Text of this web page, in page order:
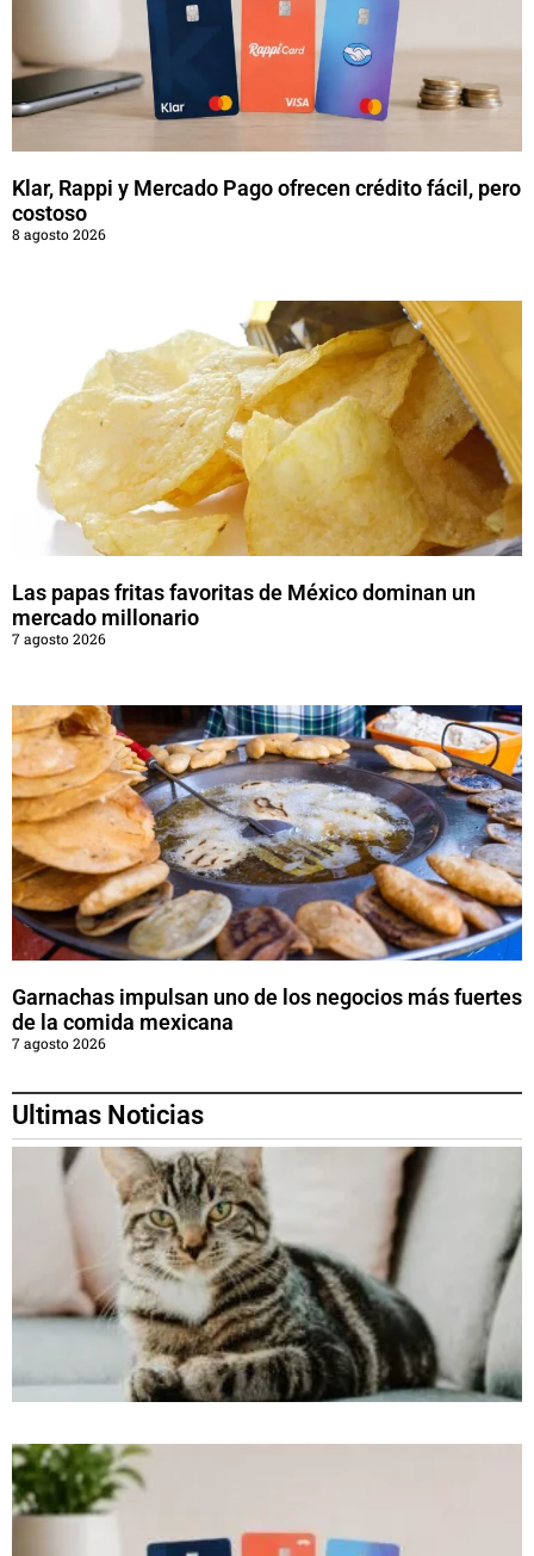
Klar, Rappi y Mercado Pago ofrecen crédito fácil, pero
costoso
8 agosto 2026
Las papas fritas favoritas de México dominan un
mercado millonario
7 agosto 2026
Garnachas impulsan uno de los negocios más fuertes
de la comida mexicana
7 agosto 2026
Ultimas Noticias